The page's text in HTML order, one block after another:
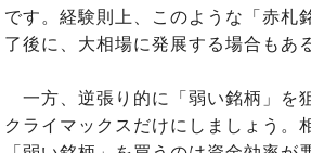
です。経験則上、このような「赤札
了後に、大相場に発展する場合もあ
一方、逆張り的に「弱い銘柄」を
クライマックスだけにしましょう。